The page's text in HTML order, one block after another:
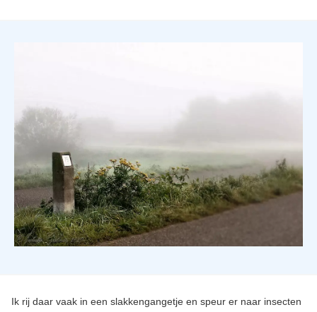
Ik rij daar vaak in een slakkengangetje en speur er naar insecten